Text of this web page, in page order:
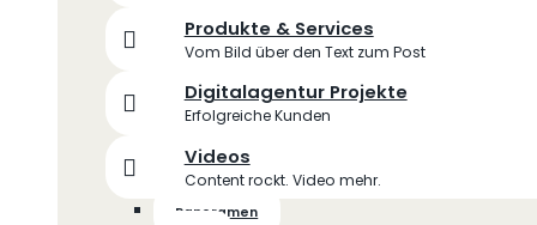
Produkte & Services
Vom Bild über den Text zum Post
Digitalagentur Projekte
Erfolgreiche Kunden
Videos
Content rockt. Video mehr.
Panoramen